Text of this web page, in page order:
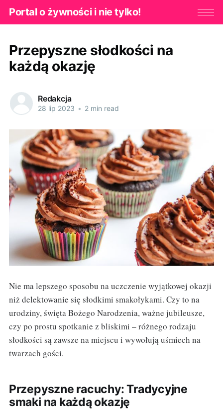
Portal o żywności i nie tylko!
Przepyszne słodkości na
każdą okazję
Redakcja
28 lip 2023 • 2 min read
Nie ma lepszego sposobu na uczczenie wyjątkowej okazji
niż delektowanie się słodkimi smakołykami. Czy to na
urodziny, święta Bożego Narodzenia, ważne jubileusze,
czy po prostu spotkanie z bliskimi – różnego rodzaju
słodkości są zawsze na miejscu i wywołują uśmiech na
twarzach gości.
Przepyszne racuchy: Tradycyjne
smaki na każdą okazję